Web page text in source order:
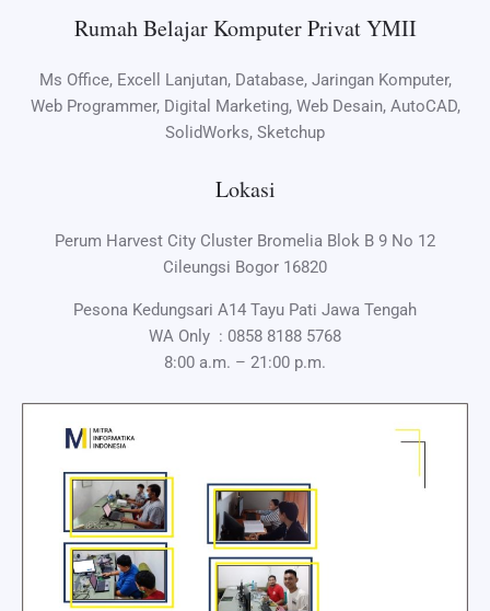
Rumah Belajar Komputer Privat YMII
Ms Office, Excell Lanjutan, Database, Jaringan Komputer,
Web Programmer, Digital Marketing, Web Desain, AutoCAD,
SolidWorks, Sketchup
Lokasi
Perum Harvest City Cluster Bromelia Blok B 9 No 12
Cileungsi Bogor 16820
Pesona Kedungsari A14 Tayu Pati Jawa Tengah
WA Only : 0858 8188 5768
8:00 a.m. – 21:00 p.m.